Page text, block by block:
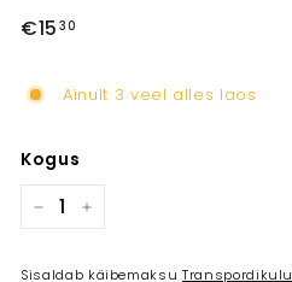
Tavahind
€15 30
Ainult 3 veel alles laos
Kogus
Sisaldab käibemaksu